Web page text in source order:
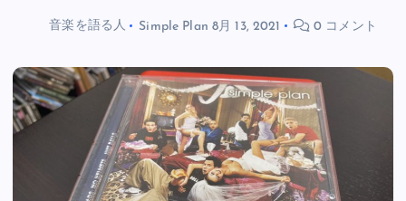
音楽を語る人 Simple Plan 8月 13, 2021 0 コメント